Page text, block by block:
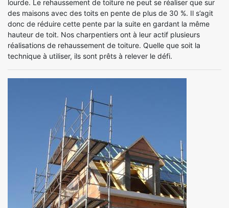
lourde. Le rehaussement de toiture ne peut se réaliser que sur
des maisons avec des toits en pente de plus de 30 %. Il s’agit
donc de réduire cette pente par la suite en gardant la même
hauteur de toit. Nos charpentiers ont à leur actif plusieurs
réalisations de rehaussement de toiture. Quelle que soit la
technique à utiliser, ils sont prêts à relever le défi.